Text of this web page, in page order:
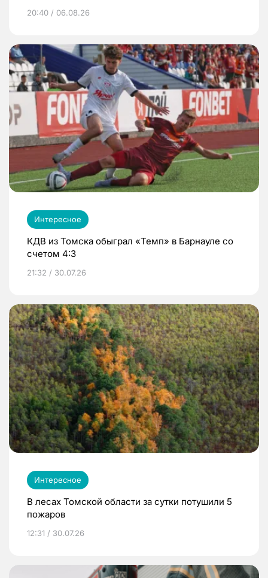
20:40 / 06.08.26
Интересное
КДВ из Томска обыграл «Темп» в Барнауле со
счетом 4:3
21:32 / 30.07.26
Интересное
В лесах Томской области за сутки потушили 5
пожаров
12:31 / 30.07.26